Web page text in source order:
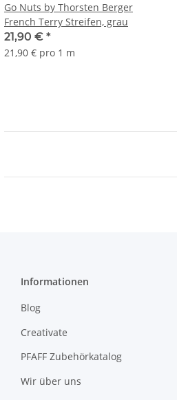
Go Nuts by Thorsten Berger
French Terry Streifen, grau
21,90 € *
21,90 € pro 1 m
Informationen
Blog
Creativate
PFAFF Zubehörkatalog
Wir über uns